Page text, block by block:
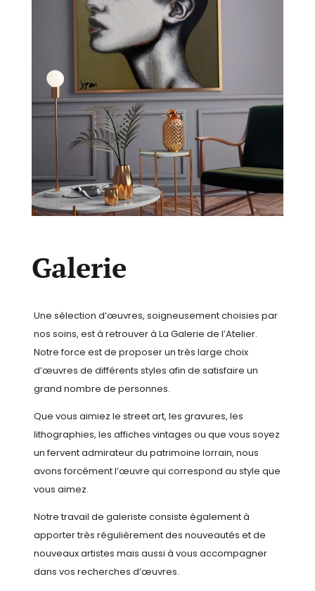
Galerie
Une sélection d’œuvres, soigneusement choisies par
nos soins, est à retrouver à La Galerie de l’Atelier.
Notre force est de proposer un très large choix
d’œuvres de différents styles afin de satisfaire un
grand nombre de personnes.
Que vous aimiez le street art, les gravures, les
lithographies, les affiches vintages ou que vous soyez
un fervent admirateur du patrimoine lorrain, nous
avons forcément l’œuvre qui correspond au style que
vous aimez.
Notre travail de galeriste consiste également à
apporter très régulièrement des nouveautés et de
nouveaux artistes mais aussi à vous accompagner
dans vos recherches d’œuvres.